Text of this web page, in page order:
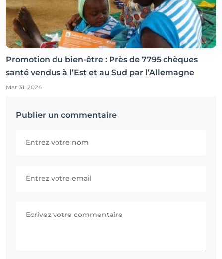
Promotion du bien-être : Près de 7795 chèques
santé vendus à l’Est et au Sud par l’Allemagne
Mar 31, 2024
Publier un commentaire